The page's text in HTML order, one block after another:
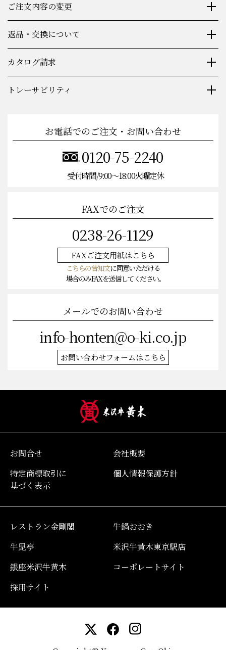
ご注文内容の変更
返品・交換について
カタログ請求
トレーサビリティ
お電話でのご注文・お問い合わせ
0120-75-2240
受付時間/9:00〜18:00火曜定休
FAXでのご注文
0238-26-1129
FAXご注文用紙はこちら
こちらの告知文に同意いただける
場合のみFAXを送信してください。
メールでのお問い合わせ
info-honten@o-ki.co.jp
お問い合わせフォームはこちら
お問合せ
会社概要
特定商標取引に
基づく表示
個人情報保護方針
レストラン金剛閣
牛鍋おおき
牛毘亭
米沢牛黄木東京駅店
銀座米沢牛黄木
コーポレートサイト
採用サイト